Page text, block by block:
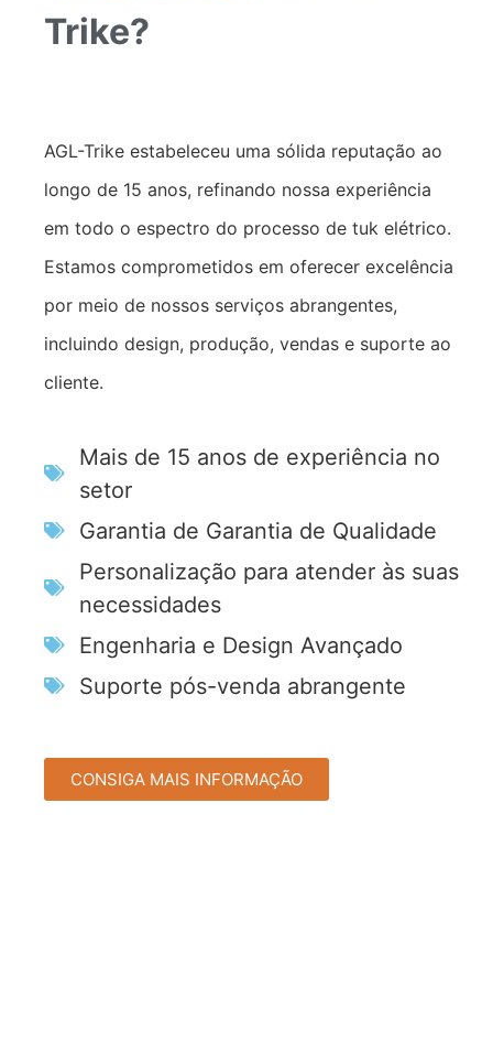
Trike?
AGL-Trike estabeleceu uma sólida reputação ao
longo de 15 anos, refinando nossa experiência
em todo o espectro do processo de tuk elétrico.
Estamos comprometidos em oferecer excelência
por meio de nossos serviços abrangentes,
incluindo design, produção, vendas e suporte ao
cliente.
Mais de 15 anos de experiência no
setor
Garantia de Garantia de Qualidade
Personalização para atender às suas
necessidades
Engenharia e Design Avançado
Suporte pós-venda abrangente
CONSIGA MAIS INFORMAÇÃO